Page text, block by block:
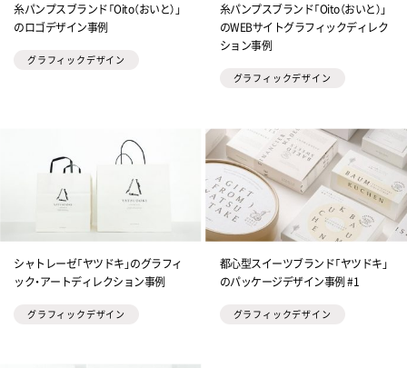
糸パンプスブランド「Oito（おいと）」
のロゴデザイン事例
グラフィックデザイン
糸パンプスブランド「Oito（おいと）」
のWEBサイトグラフィックディレク
ション事例
グラフィックデザイン
シャトレーゼ「ヤツドキ」のグラフィ
ック・アートディレクション事例
グラフィックデザイン
都心型スイーツブランド「ヤツドキ」
のパッケージデザイン事例 #1
グラフィックデザイン